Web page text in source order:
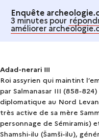
Enquête
3 minutes pour
améliorer
Adad-nerari III
Roi assyrien qui maintint
par Salmanasar III (858-
diplomatique au Nord
très active de sa mère
personnage de Sémiramis)
Shamshi-ilu (Šamši-ilu),